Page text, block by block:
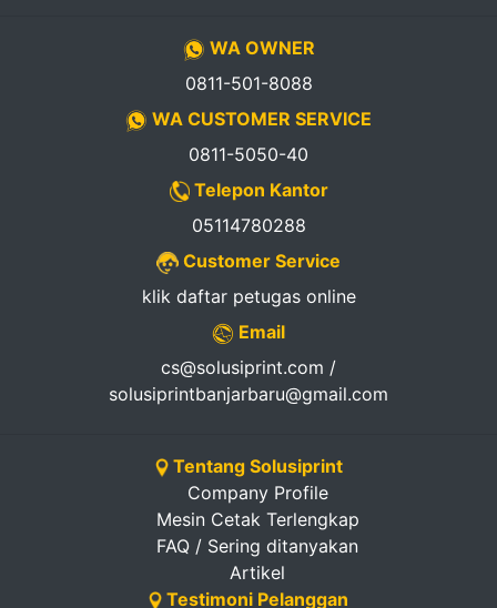
WA OWNER
0811-501-8088
WA CUSTOMER SERVICE
0811-5050-40
Telepon Kantor
05114780288
Customer Service
klik daftar petugas online
Email
cs@solusiprint.com /
solusiprintbanjarbaru@gmail.com
Tentang Solusiprint
Company Profile
Mesin Cetak Terlengkap
FAQ / Sering ditanyakan
Artikel
Testimoni Pelanggan